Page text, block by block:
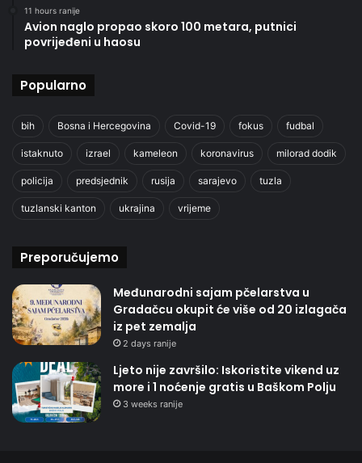
11 hours ranije
Avion naglo propao skoro 100 metara, putnici
povrijeđeni u haosu
Popularno
bih Bosna i Hercegovina Covid-19 fokus fudbal
istaknuto izrael kameleon koronavirus milorad dodik
policija predsjednik rusija sarajevo tuzla
tuzlanski kanton ukrajina vrijeme
Preporučujemo
Međunarodni sajam pčelarstva u
Gradačcu okupit će više od 20 izlagača
iz pet zemalja
2 days ranije
Ljeto nije završilo: Iskoristite vikend uz
more i 1 noćenje gratis u Baškom Polju
3 weeks ranije